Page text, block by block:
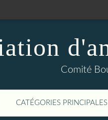
Comité
CATÉGORIES PRINCIPALES